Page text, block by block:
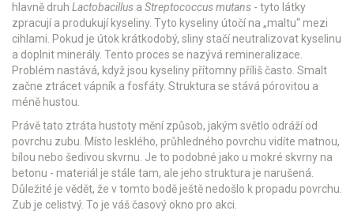
hlavně druh Lactobacillus a Streptococcus mutans - tyto látky
zpracují a produkují kyseliny. Tyto kyseliny útočí na „maltu“ mezi
cihlami. Pokud je útok krátkodobý, sliny stačí neutralizovat kyselinu
a doplnit minerály. Tento proces se nazývá remineralizace.
Problém nastává, když jsou kyseliny přítomny příliš často. Smalt
začne ztrácet vápník a fosfáty. Struktura se stává pórovitou a
méně hustou.
Právě tato ztráta hustoty mění způsob, jakým světlo odráží od
povrchu zubu. Místo lesklého, průhledného povrchu vidíte matnou,
bílou nebo šedivou skvrnu. Je to podobné jako u mokré skvrny na
betonu - materiál je stále tam, ale jeho struktura je narušená.
Důležité je vědět, že v tomto bodě ještě nedošlo k propadu povrchu.
Zub je celistvý. To je váš časový okno pro akci.